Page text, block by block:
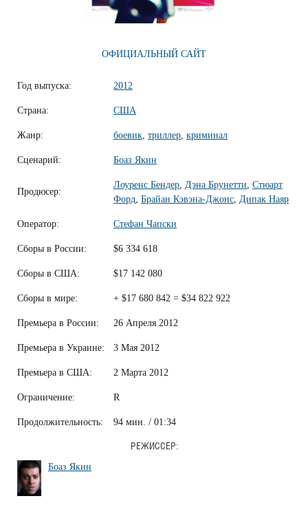
ОФИЦИАЛЬНЫЙ САЙТ
Год выпуска: 2012
Страна: США
Жанр: боевик триллер криминал
Сценарий: Боаз Якин
Продюсер:
Лоуренс Бендер Дэна Брунетти Стюарт
Форд Брайан Кэвэна-Джонс Дипак Наяр
Оператор: Стефан Чапски
Сборы в России: $6 334 618
Сборы в США: $17 142 080
Сборы в мире: + $17 680 842 = $34 822 922
Премьера в России: 26 Апреля 2012
Премьера в Украине: 3 Мая 2012
Премьера в США: 2 Марта 2012
Ограничение: R
Продолжительность: 94 мин. / 01:34
РЕЖИССЕР:
Боаз Якин